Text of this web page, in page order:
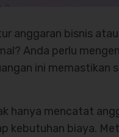
anggaran bisnis
Anda perlu
ini
hanya mencatat
kebutuhan biaya.